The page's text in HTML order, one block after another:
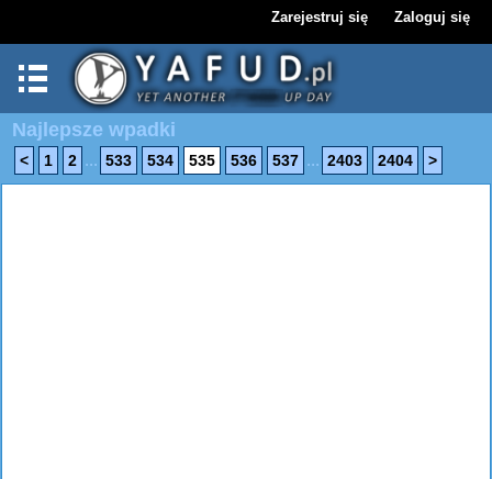
Zarejestruj się Zaloguj się
Najlepsze wpadki
< 1 2 ... 533 534 535 536 537 ... 2403 2404 >